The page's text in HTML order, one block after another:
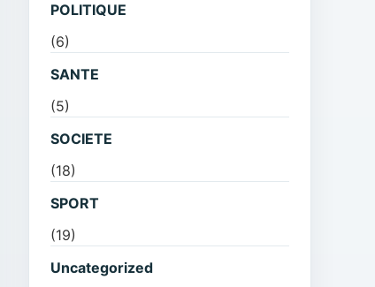
POLITIQUE
(6)
SANTE
(5)
SOCIETE
(18)
SPORT
(19)
Uncategorized